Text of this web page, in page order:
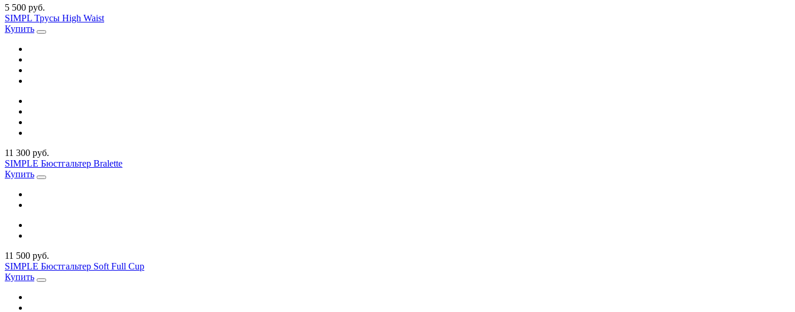
5 500 руб.
SIMPL Трусы High Waist
Купить
11 300 руб.
SIMPLE Бюстгальтер Bralette
Купить
11 500 руб.
SIMPLE Бюстгальтер Soft Full Cup
Купить